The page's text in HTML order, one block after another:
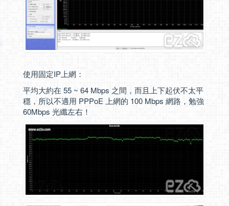
使用固定IP上網：
平均大約在 55 ~ 64 Mbps 之間，而且上下起伏不太平
穩，所以不適用 PPPoE 上網的 100 Mbps 網路，勉強
60Mbps 光纖左右！